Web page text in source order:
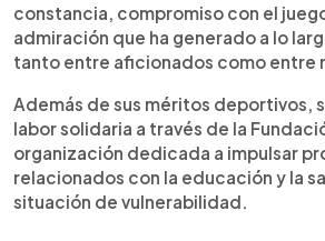
constancia, compromiso con el
admiración que ha generado a lo
tanto entre aficionados como entre
Además de sus méritos deportivos,
labor solidaria a través de la
organización dedicada a impulsar
relacionados con la educación y la
situación de vulnerabilidad.